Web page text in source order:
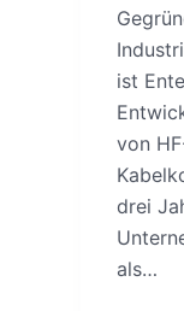
ist
von
drei
als…